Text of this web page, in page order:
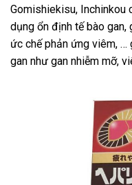
Gomishiekisu, Inchinkou
dụng ổn định tế bào
ức chế phản ứng viêm, …
gan như gan nhiễm mỡ,